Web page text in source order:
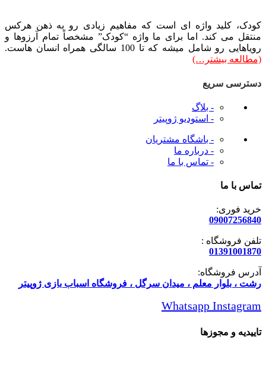
کودک، کلید واژه ای است که مفاهیم زیادی رو به ذهن هرکس
منتقل می کند. اما برای ما واژه “کودک” مشخصاً تمام آرزوها و
رویاهایی رو شامل میشه که تا 100 سالگی همراه انسان هاست.
(مطالعه بیشتر…)
دسترسی سریع
- بلاگ
- استودیو ژوپیتر
- باشگاه مشتریان
- درباره ما
- تماس با ما
تماس با ما
خرید فوری:
09007256840
تلفن فروشگاه :
01391001870
آدرس فروشگاه:
رشت ، بلوار معلم ، میدان سرگل ، فروشگاه اسباب بازی ژوپیتر
Whatsapp Instagram
تاییدیه و مجوزها